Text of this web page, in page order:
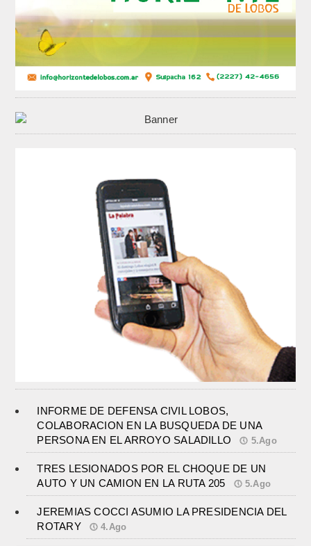
INFORME DE DEFENSA CIVIL LOBOS,
COLABORACION EN LA BUSQUEDA DE UNA
PERSONA EN EL ARROYO SALADILLO
5.Ago
TRES LESIONADOS POR EL CHOQUE DE UN
AUTO Y UN CAMION EN LA RUTA 205
5.Ago
JEREMIAS COCCI ASUMIO LA PRESIDENCIA DEL
ROTARY
4.Ago